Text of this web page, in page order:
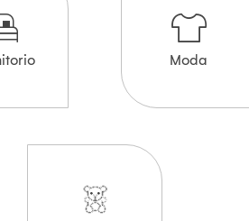
Moda